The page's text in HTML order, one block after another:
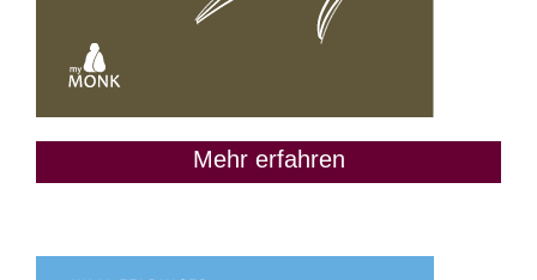
Mehr erfahren